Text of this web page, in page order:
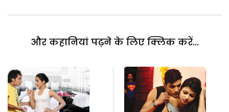
और कहानियां पढ़ने के लिए क्लिक करें...